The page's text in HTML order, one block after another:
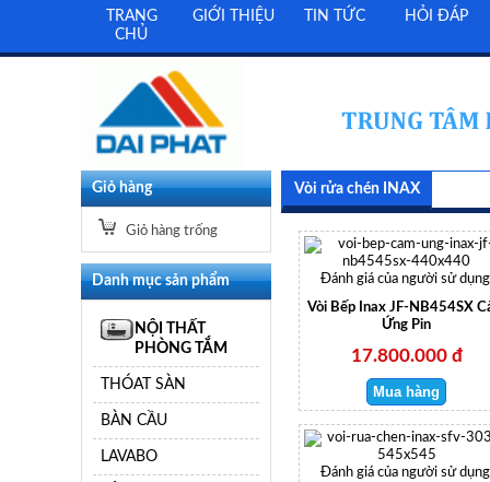
TRANG
CHỦ
GIỚI THIỆU TIN TỨC HỎI ĐÁP
Giỏ hàng
Giỏ hàng trống
Danh mục sản phẩm
NỘI THẤT
PHÒNG TẮM
THÓAT SÀN
BÀN CẦU
LAVABO
Vòi rửa chén INAX
Đánh giá của người sử
Vòi Bếp Inax JF-NB454SX
Ứng Pin
17.800.000 đ
Đánh giá của người sử